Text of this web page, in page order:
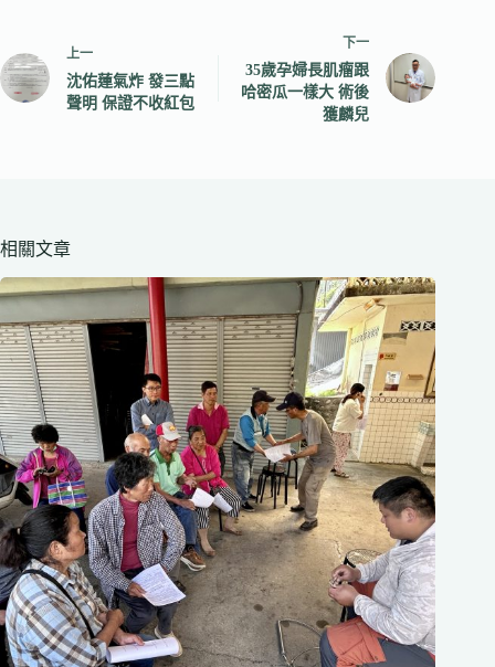
上一
沈佑蓮氣炸 發三點
聲明 保證不收紅包
下一
35歲孕婦長肌瘤跟
哈密瓜一樣大 術後
獲麟兒
相關文章